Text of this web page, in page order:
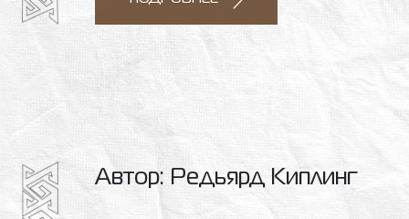
Автор: Редьярд Киплинг